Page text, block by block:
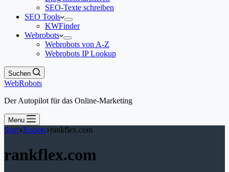
SEO-Texte schreiben
SEO Tools
KWFinder
Webrobots
Webrobots von A-Z
Webrobots IP Lookup
Suchen
WebRobots
Der Autopilot für das Online-Marketing
Menu
Start Robots rankflex.com
rankflex.com